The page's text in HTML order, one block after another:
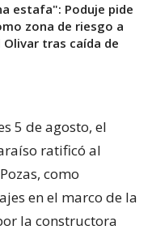
estafa": Poduje pide
zona de riesgo a
Olivar tras caída de
5 de agosto, el
ratificó al
como
en el marco de la
la constructora